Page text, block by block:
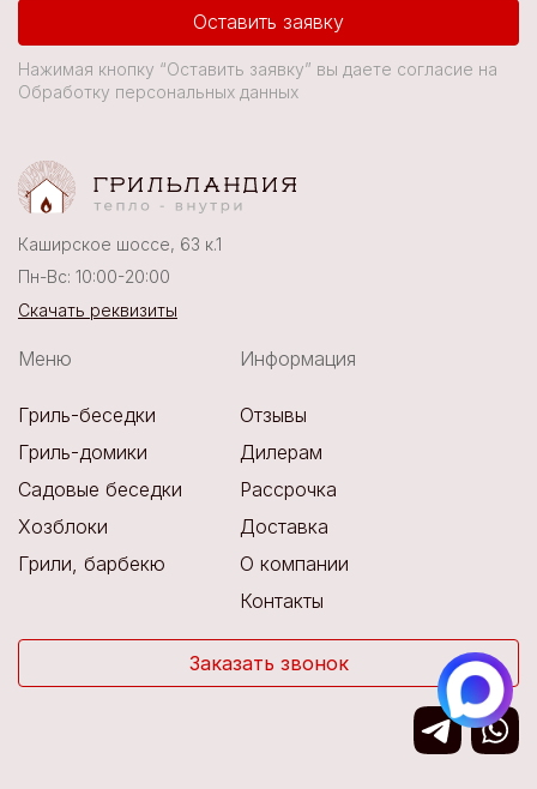
Оставить заявку
Нажимая кнопку “Оставить заявку” вы даете согласие на
Обработку персональных данных
Каширское шоссе, 63 к.1
Пн-Вс: 10:00-20:00
Скачать реквизиты
Меню
Гриль-беседки
Гриль-домики
Садовые беседки
Хозблоки
Грили, барбекю
Информация
Отзывы
Дилерам
Рассрочка
Доставка
О компании
Контакты
Заказать звонок